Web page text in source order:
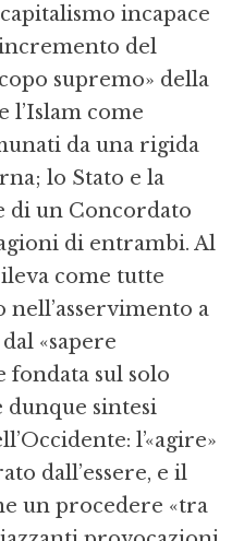
incapace
del
supremo» della
l’Islam come
da una rigida
lo Stato e la
di un Concordato
di entrambi. Al
come tutte
a
«sapere
fondata sul solo
dunque sintesi
l’«agire»
dall’essere, e il
un procedere «tra